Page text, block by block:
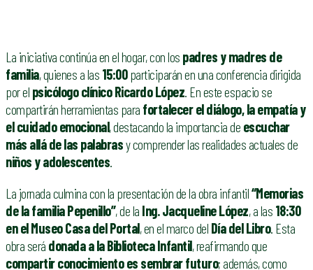
La iniciativa continúa en el hogar, con los padres y madres de
familia, quienes a las 15:00participarán en una conferencia dirigida
por el psicólogo clínico Ricardo López. En este espacio se
compartirán herramientas para fortalecer el diálogo, la empatía y
el cuidado emocional, destacando la importancia de escuchar
más allá de las palabrasy comprender las realidades actuales de
niños y adolescentes.
La jornada culmina con la presentación de la obra infantil“Memorias
de la familia Pepenillo”, de la Ing. Jacqueline López, a las 18:30
en el Museo Casa del Portal, en el marco del Día del Libro. Esta
obra será donada a la Biblioteca Infantil, reafirmando que
compartir conocimiento es sembrar futuro; además, como